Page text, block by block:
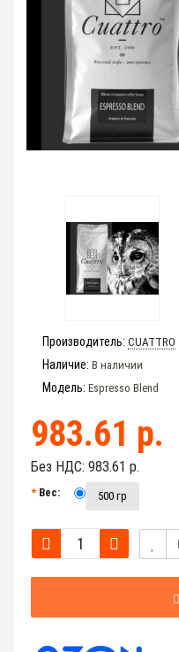
Производитель: CUATTRO
Наличие: В наличии
Модель: Espresso Blend
983.61 р.
Без НДС: 983.61 р.
Вес: 500 гр